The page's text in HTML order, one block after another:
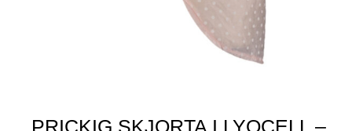
PRICKIG SKJORTA I LYOCELL –